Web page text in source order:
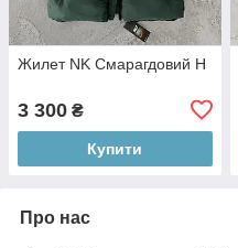
Жилет NK Смарагдовий Н
3 300 ₴
Купити
Про нас